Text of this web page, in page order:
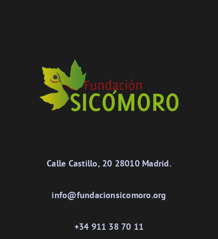
Calle Castillo, 20 28010 Madrid.
info@fundacionsicomoro.org
+34 911 38 70 11